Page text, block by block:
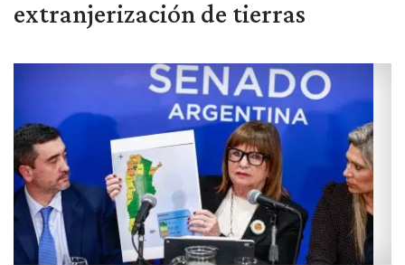
extranjerización de tierras